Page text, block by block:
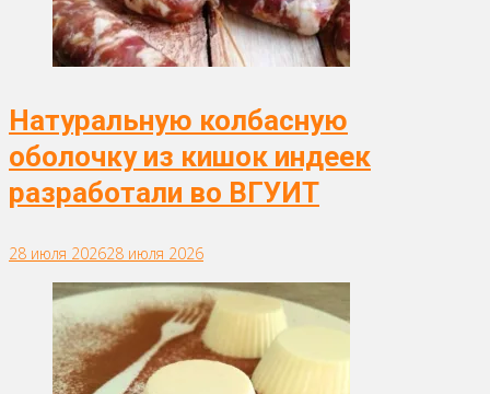
Натуральную колбасную
оболочку из кишок индеек
разработали во ВГУИТ
28 июля 202628 июля 2026